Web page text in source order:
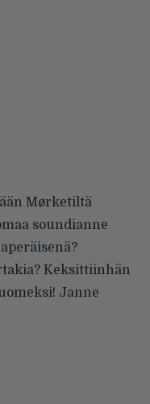
Mørketiltä
soundianne
Keksittiinhän
Janne